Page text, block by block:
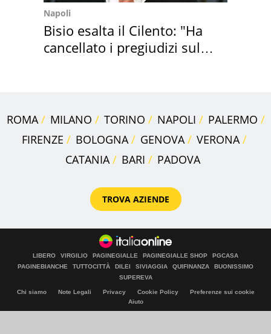
Napoli
Bisio esalta il Cilento: "Ha
cancellato i pregiudizi sul
ROMA MILANO TORINO NAPOLI
PALERMO
FIRENZE
BOLOGNA GENOVA
VERONA
CATANIA
BARI PADOVA
TROVA AZIENDE
LIBERO VIRGILIO PAGINEGIALLE PAGINEGIALLE SHOP
PGCASA
PAGINEBIANCHE
TUTTOCITTÀ DILEI SIVIAGGIA QUIFINANZA
BUONISSIMO
SUPEREVA
Chi siamo Note Legali Privacy Cookie Policy
Preferenze sui cookie
Aiuto